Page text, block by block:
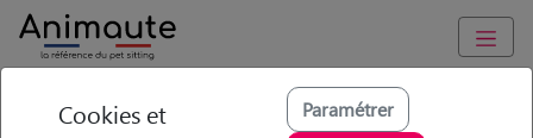
Animaute Occitanie Pyrénées-Orientales/Perpignan
Cookies et
Paramétrer